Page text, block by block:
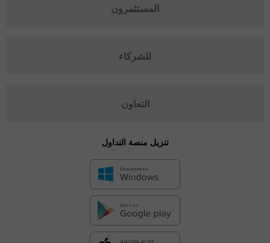
المستثمرون
للشركاء
التعاون
تنزيل منصة التداول